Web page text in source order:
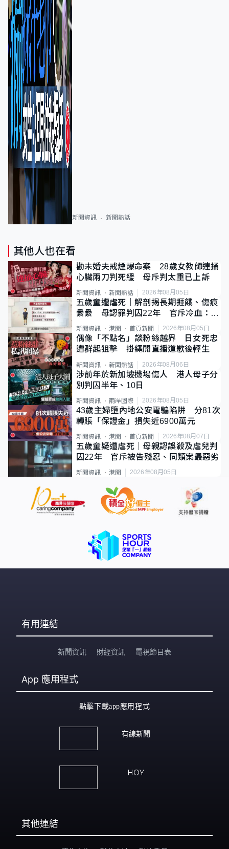
新聞資訊 新聞熱話
其他人也在看
勸未婚夫戒煙爆命案 28歲女教師連捅
心臟兩刀判死緩 母斥判太重已上訴
新聞資訊 新聞熱話 2026年08月05日
五歲童遭虐死｜解剖揭長期捱餓、傷痕
纍纍 母認罪判囚22年 官斥冷血：同
類案最惡劣
新聞資訊 港聞 首頁新聞 2026年08月05日
偶像「不點名」談粉絲越界 日女死忠
遭群起狙擊 掛繩開直播道歉後輕生
新聞資訊 新聞熱話 2026年08月06日
涉前年於新加坡機場傷人 港人母子分
別判囚半年、10日
新聞資訊 兩岸國際 2026年08月05日
43歲主婦墮內地公安電騙陷阱 分81次
轉賬「保證金」損失近6900萬元
新聞資訊 港聞 首頁新聞 2026年08月07日
五歲童疑遭虐死｜母親認誤殺及虐兒判
囚22年 官斥被告殘忍、同類案最惡劣
新聞資訊 港聞 2026年08月05日
有用連結
新聞資訊 財經資訊 電視節目表
App 應用程式
點擊下載app應用程式
有線新聞
HOY
其他連結